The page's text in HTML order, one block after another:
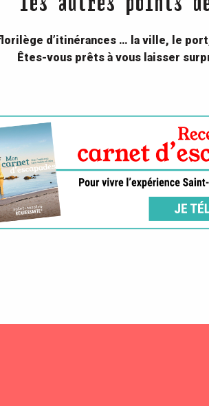
d’itinérances … la ville, le
Êtes-vous prêts à vous laisser